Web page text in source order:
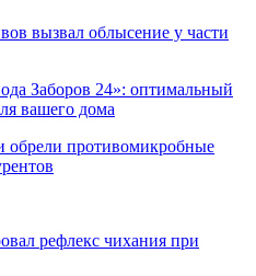
вызвал облысение у части
Заборов 24»: оптимальный
вашего дома
обрели противомикробные
рефлекс чихания при